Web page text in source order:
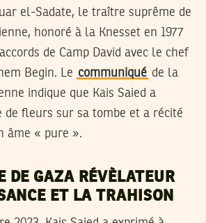
el-Sadate, le traître suprême de
honoré à la Knesset en 1977
de Camp David avec le chef
Begin. Le communiqué de la
indique que Kais Saied a
de fleurs sur sa tombe et a récité
âme « pure ».
DE GAZA RÉVÈLATEUR
ET LA TRAHISON